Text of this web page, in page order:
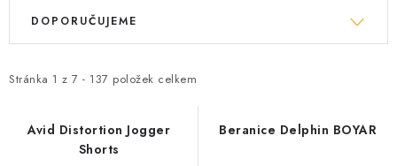
ý
i
Stránka 1 z 7 - 137 položek celkem
Ř
e
DOPORUČUJEME
Avid Distortion Jogger
Shorts
Beranice Delphin BOYAR